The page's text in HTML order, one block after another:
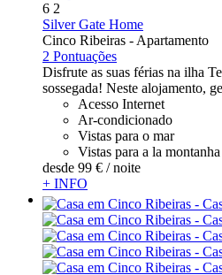
6 2
Silver Gate Home
Cinco Ribeiras - Apartamento
2 Pontuações
Disfrute as suas férias na ilha
sossegada! Neste alojamento,
Acesso Internet
Ar-condicionado
Vistas para o mar
Vistas para a la montanha
desde 99 € / noite
+ INFO